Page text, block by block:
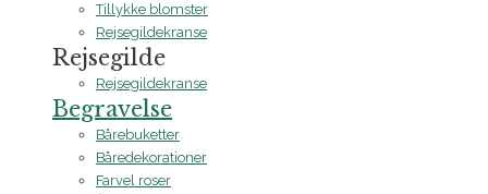
Tillykke blomster
Rejsegildekranse
Rejsegilde
Rejsegildekranse
Begravelse
Bårebuketter
Båredekorationer
Farvel roser